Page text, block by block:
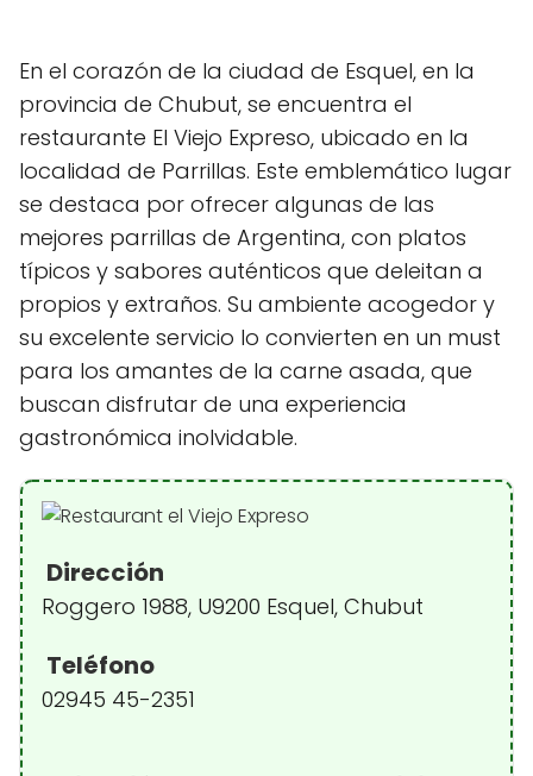
En el corazón de la ciudad de Esquel, en la
provincia de Chubut, se encuentra el
restaurante El Viejo Expreso, ubicado en la
localidad de Parrillas. Este emblemático lugar
se destaca por ofrecer algunas de las
mejores parrillas de Argentina, con platos
típicos y sabores auténticos que deleitan a
propios y extraños. Su ambiente acogedor y
su excelente servicio lo convierten en un must
para los amantes de la carne asada, que
buscan disfrutar de una experiencia
gastronómica inolvidable.
Dirección
Roggero 1988, U9200 Esquel, Chubut
Teléfono
02945 45-2351